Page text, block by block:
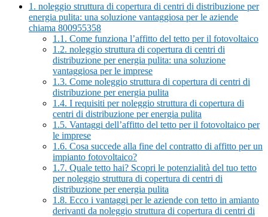
1. noleggio struttura di copertura di centri di distribuzione per
energia pulita: una soluzione vantaggiosa per le aziende
chiama 800955358
1.1. Come funziona l’affitto del tetto per il fotovoltaico
1.2. noleggio struttura di copertura di centri di
distribuzione per energia pulita: una soluzione
vantaggiosa per le imprese
1.3. Come noleggio struttura di copertura di centri di
distribuzione per energia pulita
1.4. I requisiti per noleggio struttura di copertura di
centri di distribuzione per energia pulita
1.5. Vantaggi dell’affitto del tetto per il fotovoltaico per
le imprese
1.6. Cosa succede alla fine del contratto di affitto per un
impianto fotovoltaico?
1.7. Quale tetto hai? Scopri le potenzialità del tuo tetto
per noleggio struttura di copertura di centri di
distribuzione per energia pulita
1.8. Ecco i vantaggi per le aziende con tetto in amianto
derivanti da noleggio struttura di copertura di centri di